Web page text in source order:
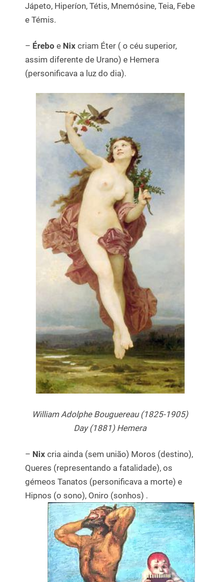
Jápeto, Hiperíon, Tétis, Mnemósine, Teia, Febe
e Témis.
– Érebo e Nix criam Éter ( o céu superior,
assim diferente de Urano) e Hemera
(personificava a luz do dia).
William Adolphe Bouguereau (1825-1905)
Day (1881) Hemera
– Nix cria ainda (sem união) Moros (destino),
Queres (representando a fatalidade), os
gémeos Tanatos (personificava a morte) e
Hipnos (o sono), Oniro (sonhos) .